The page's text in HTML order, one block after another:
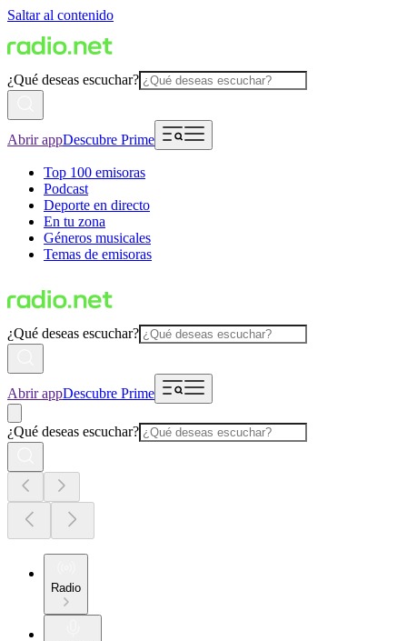
Saltar al contenido
¿Qué deseas escuchar?
Abrir appDescubre Prime
Top 100 emisoras
Podcast
Deporte en directo
En tu zona
Géneros musicales
Temas de emisoras
¿Qué deseas escuchar?
Abrir appDescubre Prime
¿Qué deseas escuchar?
Radio